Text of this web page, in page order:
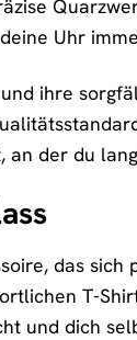
Uhr
ihre
der du
das
T-
und dich